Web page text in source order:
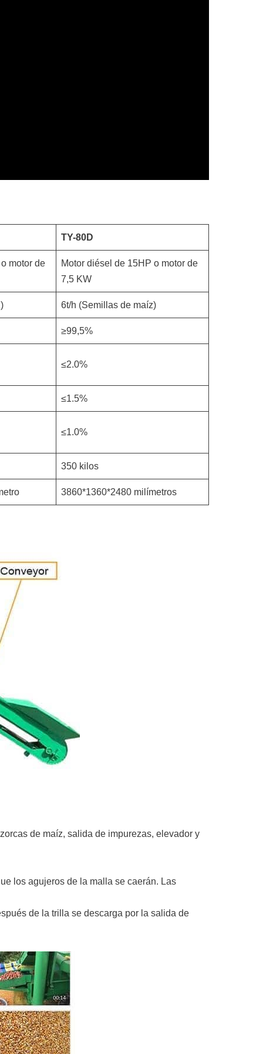
TY-80D
motor de
Motor diésel de 15HP o motor de
7,5 KW
6t/h (Semillas de maíz)
≥99,5%
≤2.0%
≤1.5%
≤1.0%
350 kilos
3860*1360*2480 milímetros
de maíz, salida de impurezas, elevador y
los agujeros de la malla se caerán. Las
de la trilla se descarga por la salida de